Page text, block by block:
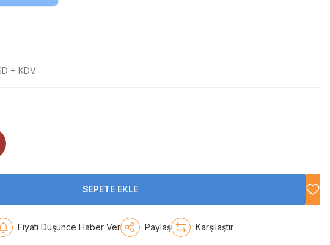
+ KDV
SEPETE EKLE
Fiyatı Düşünce Haber Ver Paylaş Karşılaştır